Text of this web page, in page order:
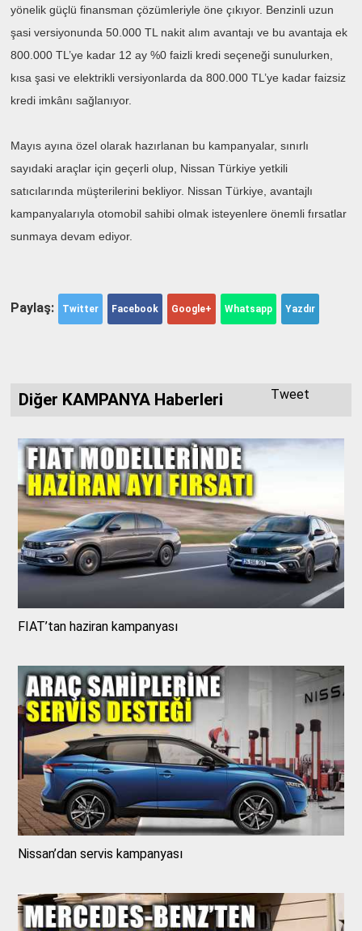
yönelik güçlü finansman çözümleriyle öne çıkıyor. Benzinli uzun
şasi versiyonunda 50.000 TL nakit alım avantajı ve bu avantaja ek
800.000 TL’ye kadar 12 ay %0 faizli kredi seçeneği sunulurken,
kısa şasi ve elektrikli versiyonlarda da 800.000 TL’ye kadar faizsiz
kredi imkânı sağlanıyor.
Mayıs ayına özel olarak hazırlanan bu kampanyalar, sınırlı
sayıdaki araçlar için geçerli olup, Nissan Türkiye yetkili
satıcılarında müşterilerini bekliyor. Nissan Türkiye, avantajlı
kampanyalarıyla otomobil sahibi olmak isteyenlere önemli fırsatlar
sunmaya devam ediyor.
Paylaş: Twitter Facebook Google+ Whatsapp Yazdır
Tweet
Diğer KAMPANYA Haberleri
FIAT’tan haziran kampanyası
Nissan’dan servis kampanyası